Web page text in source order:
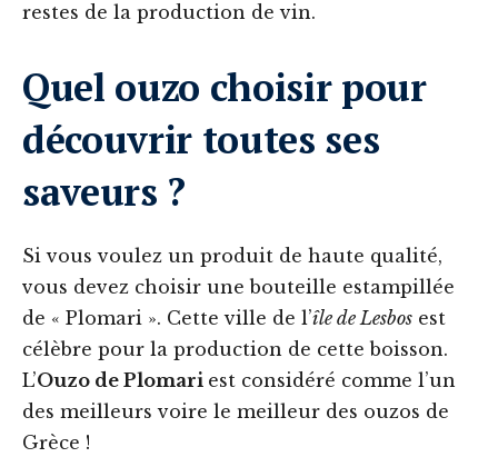
restes de la production de vin.
Quel ouzo choisir pour
découvrir toutes ses
saveurs ?
Si vous voulez un produit de haute qualité,
vous devez choisir une bouteille estampillée
de « Plomari ». Cette ville de l’île de Lesbos est
célèbre pour la production de cette boisson.
L’Ouzo de Plomari est considéré comme l’un
des meilleurs voire le meilleur des ouzos de
Grèce !